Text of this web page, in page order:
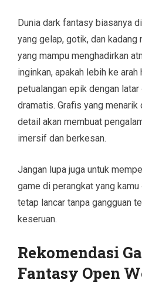
Dunia dark fantasy biasanya
yang gelap, gotik, dan kadang
yang mampu menghadirkan
inginkan, apakah lebih ke arah
petualangan epik dengan
dramatis. Grafis yang menarik
detail akan membuat
imersif dan berkesan.
Jangan lupa juga untuk
game di perangkat yang
tetap lancar tanpa gangguan
keseruan.
Rekomendasi
Fantasy Open